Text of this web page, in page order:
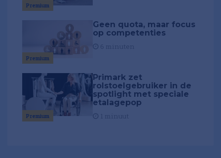
Premium
Premium
Geen quota, maar focus
op competenties
Premium
Primark zet
rolstoelgebruiker in de
spotlight met speciale
etalagepop